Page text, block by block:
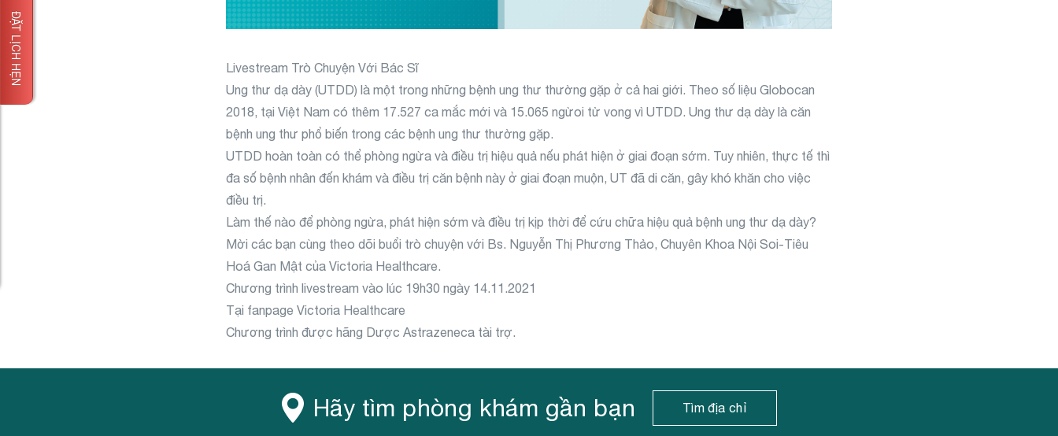
Livestream Trò Chuyện Với Bác Sĩ
Ung thư dạ dày (UTDD) là một trong những bệnh ung thư thường gặp ở cả hai giới. Theo số liệu Globocan
2018, tại Việt Nam có thêm 17.527 ca mắc mới và 15.065 ngừoi tử vong vì UTDD. Ung thư dạ dày là căn
bệnh ung thư phổ biến trong các bệnh ung thư thường gặp.
UTDD hoàn toàn có thể phòng ngừa và điều trị hiệu quả nếu phát hiện ở giai đoạn sớm. Tuy nhiên, thực tế thì
đa số bệnh nhân đến khám và điều trị căn bệnh này ở giai đoạn muộn, UT đã di căn, gây khó khăn cho việc
điều trị.
Làm thế nào để phòng ngừa, phát hiện sớm và điều trị kịp thời để cứu chữa hiệu quả bệnh ung thư dạ dày?
Mời các bạn cùng theo dõi buổi trò chuyện với Bs. Nguyễn Thị Phương Thảo, Chuyên Khoa Nội Soi-Tiêu
Hoá Gan Mật của Victoria Healthcare.
Chương trình livestream vào lúc 19h30 ngày 14.11.2021
Tại fanpage Victoria Healthcare
Chương trình được hãng Dược Astrazeneca tài trợ.
Hãy tìm phòng khám gần bạn Tìm địa chỉ
ĐẶT LỊCH HẸN